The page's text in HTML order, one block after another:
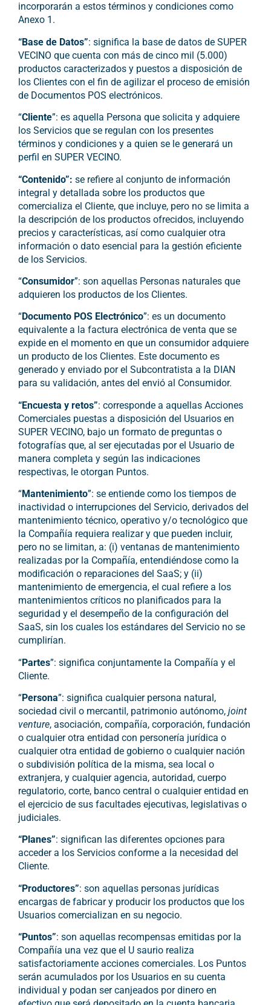
incorporarán a estos términos y condiciones como
Anexo 1.
“Base de Datos”: significa la base de datos de SUPER
VECINO que cuenta con más de cinco mil (5.000)
productos caracterizados y puestos a disposición de
los Clientes con el fin de agilizar el proceso de emisión
de Documentos POS electrónicos.
“Cliente”: es aquella Persona que solicita y adquiere
los Servicios que se regulan con los presentes
términos y condiciones y a quien se le generará un
perfil en SUPER VECINO.
“Contenido”:se refiere al conjunto de información
integral y detallada sobre los productos que
comercializa el Cliente, que incluye, pero no se limita a
la descripción de los productos ofrecidos, incluyendo
precios y características, así como cualquier otra
información o dato esencial para la gestión eficiente
de los Servicios.
“Consumidor”: son aquellas Personas naturales que
adquieren los productos de los Clientes.
“Documento POS Electrónico”: es un documento
equivalente a la factura electrónica de venta que se
expide en el momento en que un consumidor adquiere
un producto de los Clientes. Este documento es
generado y enviado por el Subcontratista a la DIAN
para su validación, antes del envió al Consumidor.
“Encuesta y retos”: corresponde a aquellas Acciones
Comerciales puestas a disposición del Usuarios en
SUPER VECINO, bajo un formato de preguntas o
fotografías que, al ser ejecutadas por el Usuario de
manera completa y según las indicaciones
respectivas, le otorgan Puntos.
“Mantenimiento”: se entiende como los tiempos de
inactividad o interrupciones del Servicio, derivados del
mantenimiento técnico, operativo y/o tecnológico que
la Compañía requiera realizar y que pueden incluir,
pero no se limitan, a: (i) ventanas de mantenimiento
realizadas por la Compañía, entendiéndose como la
modificación o reparaciones del SaaS; y (ii)
mantenimiento de emergencia, el cual refiere a los
mantenimientos críticos no planificados para la
seguridad y el desempeño de la configuración del
SaaS, sin los cuales los estándares del Servicio no se
cumplirían.
“Partes”: significa conjuntamente la Compañía y el
Cliente.
“Persona”: significa cualquier persona natural,
sociedad civil o mercantil, patrimonio autónomo,joint
venture, asociación, compañía, corporación, fundación
o cualquier otra entidad con personería jurídica o
cualquier otra entidad de gobierno o cualquier nación
o subdivisión política de la misma, sea local o
extranjera, y cualquier agencia, autoridad, cuerpo
regulatorio, corte, banco central o cualquier entidad en
el ejercicio de sus facultades ejecutivas, legislativas o
judiciales.
“Planes”: significan las diferentes opciones para
acceder a los Servicios conforme a la necesidad del
Cliente.
“Productores”: son aquellas personas jurídicas
encargas de fabricar y producir los productos que los
Usuarios comercializan en su negocio.
“Puntos”: son aquellas recompensas emitidas por la
Compañía una vez que el U saurio realiza
satisfactoriamente acciones comerciales. Los Puntos
serán acumulados por los Usuarios en su cuenta
individual y podan ser canjeados por dinero en